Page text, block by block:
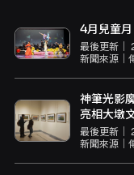
4月兒童
最後更新｜
新聞來源｜
神筆光影
亮相大墩
最後更新｜
新聞來源｜